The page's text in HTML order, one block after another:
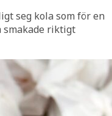
seg kola som för en
riktigt